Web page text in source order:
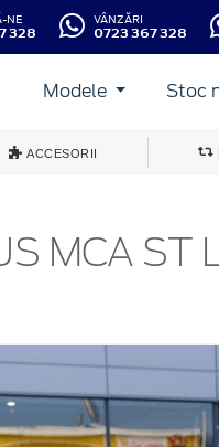
NE
328
VÂNZĂRI
0723 367 328
Modele Stoc
ACCESORII
MCA ST